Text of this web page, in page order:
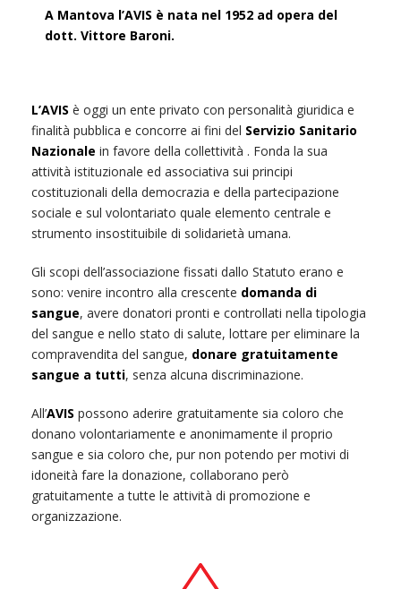
A Mantova l’AVIS è nata nel 1952 ad opera del
dott. Vittore Baroni.
L’AVIS è oggi un ente privato con personalità giuridica e
finalità pubblica e concorre ai fini del Servizio Sanitario
Nazionale in favore della collettività . Fonda la sua
attività istituzionale ed associativa sui principi
costituzionali della democrazia e della partecipazione
sociale e sul volontariato quale elemento centrale e
strumento insostituibile di solidarietà umana.
Gli scopi dell’associazione fissati dallo Statuto erano e
sono: venire incontro alla crescente domanda di
sangue, avere donatori pronti e controllati nella tipologia
del sangue e nello stato di salute, lottare per eliminare la
compravendita del sangue, donare gratuitamente
sangue a tutti, senza alcuna discriminazione.
All’AVIS possono aderire gratuitamente sia coloro che
donano volontariamente e anonimamente il proprio
sangue e sia coloro che, pur non potendo per motivi di
idoneità fare la donazione, collaborano però
gratuitamente a tutte le attività di promozione e
organizzazione.